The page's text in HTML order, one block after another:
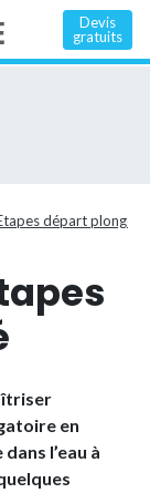
Devis
gratuits
départ plongé
en
l’eau à